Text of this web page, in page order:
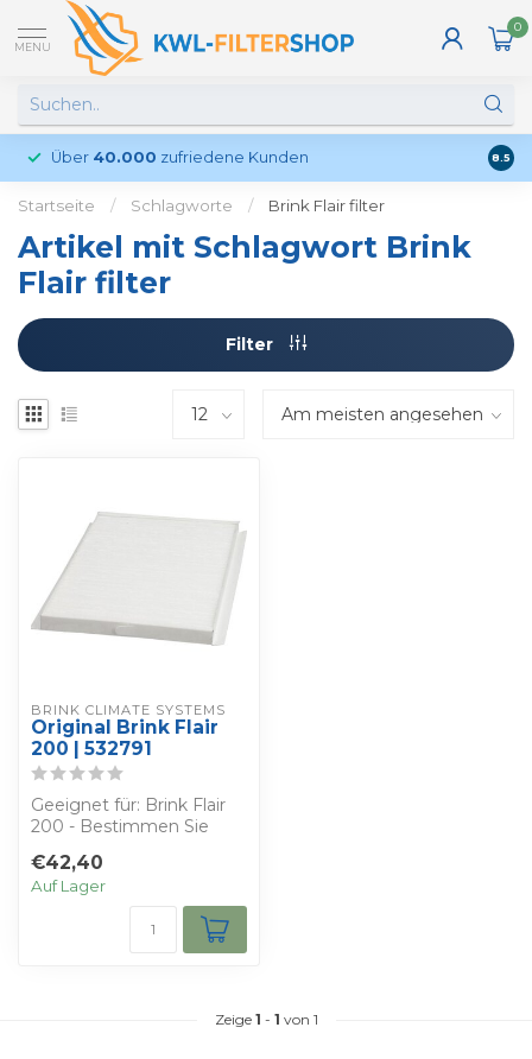
MENU
0
Über 40.000 zufriedene Kunden 8.5
Startseite / Schlagworte / Brink Flair filter
Artikel mit Schlagwort Brink
Flair filter
Filter
BRINK CLIMATE SYSTEMS
Original Brink Flair
200 | 532791
Geeignet für: Brink Flair
200 - Bestimmen Sie
Sie erhalt...
€42,40
Auf Lager
Zeige 1 - 1 von 1